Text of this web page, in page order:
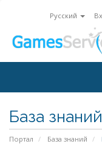
Русский
База знаний
Портал База знаний